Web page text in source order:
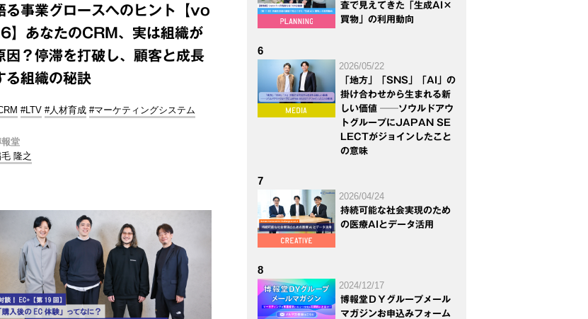
る事業グロースへのヒント【vo
】あなたのCRM、実は組織が
因？停滞を打破し、顧客と成長
る組織の秘訣
#LTV #人材育成 #マーケティングシステム
堂
隆之
査で見えてきた「生成AI×
買物」の利用動向
6
2026/05/22
「地方」「SNS」「AI」の
掛け合わせから生まれる新
しい価値 ──ソウルドアウ
トグループにJAPAN SE
LECTがジョインしたこと
の意味
7
2026/04/24
持続可能な社会実現のため
の医療AIとデータ活用
8
2024/12/17
博報堂ＤＹグループメール
マガジンお申込みフォーム